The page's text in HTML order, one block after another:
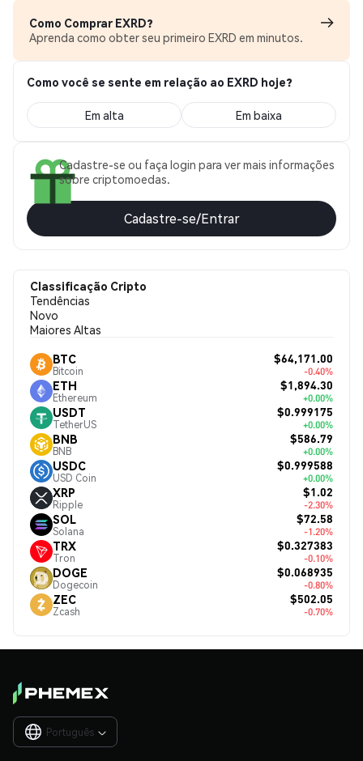
Como Comprar EXRD?
Aprenda como obter seu primeiro EXRD em minutos.
Como você se sente em relação ao EXRD hoje?
Em alta Em baixa
Cadastre-se ou faça login para ver mais informações
sobre criptomoedas.
Cadastre-se/Entrar
Classificação Cripto
Tendências
Novo
Maiores Altas
BTC
Bitcoin
$64,171.00
-0.40%
ETH
Ethereum
$1,894.30
+0.00%
USDT
TetherUS
$0.999175
+0.00%
BNB
BNB
$586.79
+0.00%
USDC
USD Coin
$0.999588
+0.00%
XRP
Ripple
$1.02
-2.30%
SOL
Solana
$72.58
-1.20%
TRX
Tron
$0.327383
-0.10%
DOGE
Dogecoin
$0.068935
-0.80%
ZEC
Zcash
$502.05
-0.70%
Português 